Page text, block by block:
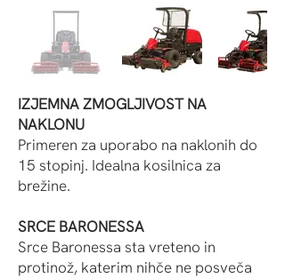
IZJEMNA ZMOGLJIVOST NA
NAKLONU
Primeren za uporabo na naklonih do
15 stopinj. Idealna kosilnica za
brežine.
SRCE BARONESSA
Srce Baronessa sta vreteno in
protinož, katerim nihče ne posveča